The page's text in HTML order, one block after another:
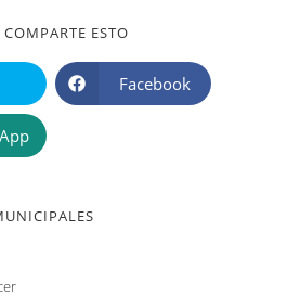
ESTO
Facebook
Se